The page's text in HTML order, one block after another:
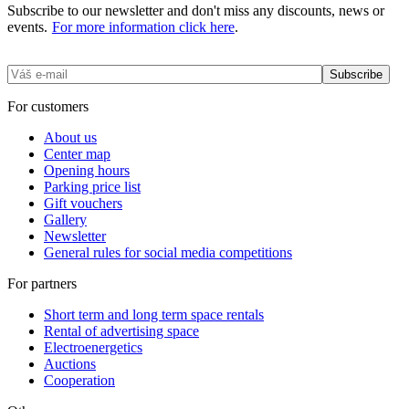
Subscribe to our newsletter and don't miss any discounts, news or
events. For more information click here.
For customers
About us
Center map
Opening hours
Parking price list
Gift vouchers
Gallery
Newsletter
General rules for social media competitions
For partners
Short term and long term space rentals
Rental of advertising space
Electroenergetics
Auctions
Cooperation